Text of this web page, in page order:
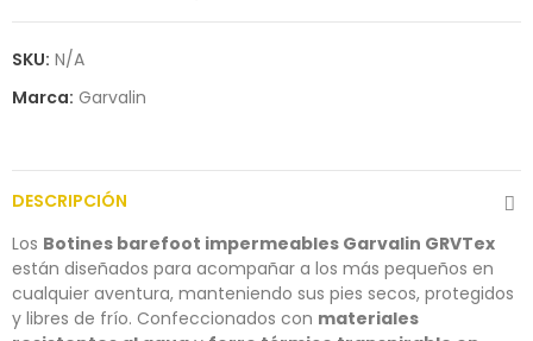
SKU: N/A
Marca: Garvalin
DESCRIPCIÓN
Los Botines barefoot impermeables Garvalin GRVTex
están diseñados para acompañar a los más pequeños en
cualquier aventura, manteniendo sus pies secos, protegidos
y libres de frío. Confeccionados con materiales